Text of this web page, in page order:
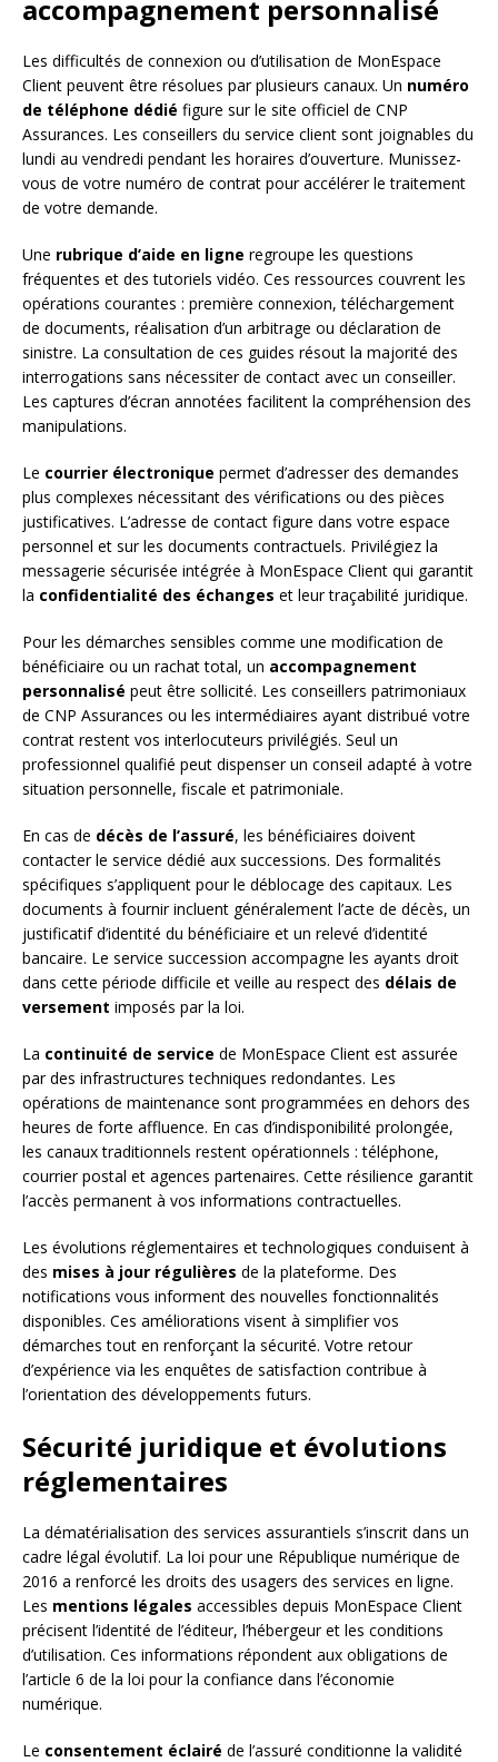
accompagnement personnalisé
Les difficultés de connexion ou d’utilisation de MonEspace
Client peuvent être résolues par plusieurs canaux. Un numéro
de téléphone dédié figure sur le site officiel de CNP
Assurances. Les conseillers du service client sont joignables du
lundi au vendredi pendant les horaires d’ouverture. Munissez-
vous de votre numéro de contrat pour accélérer le traitement
de votre demande.
Une rubrique d’aide en ligne regroupe les questions
fréquentes et des tutoriels vidéo. Ces ressources couvrent les
opérations courantes : première connexion, téléchargement
de documents, réalisation d’un arbitrage ou déclaration de
sinistre. La consultation de ces guides résout la majorité des
interrogations sans nécessiter de contact avec un conseiller.
Les captures d’écran annotées facilitent la compréhension des
manipulations.
Le courrier électronique permet d’adresser des demandes
plus complexes nécessitant des vérifications ou des pièces
justificatives. L’adresse de contact figure dans votre espace
personnel et sur les documents contractuels. Privilégiez la
messagerie sécurisée intégrée à MonEspace Client qui garantit
la confidentialité des échanges et leur traçabilité juridique.
Pour les démarches sensibles comme une modification de
bénéficiaire ou un rachat total, un accompagnement
personnalisé peut être sollicité. Les conseillers patrimoniaux
de CNP Assurances ou les intermédiaires ayant distribué votre
contrat restent vos interlocuteurs privilégiés. Seul un
professionnel qualifié peut dispenser un conseil adapté à votre
situation personnelle, fiscale et patrimoniale.
En cas de décès de l’assuré, les bénéficiaires doivent
contacter le service dédié aux successions. Des formalités
spécifiques s’appliquent pour le déblocage des capitaux. Les
documents à fournir incluent généralement l’acte de décès, un
justificatif d’identité du bénéficiaire et un relevé d’identité
bancaire. Le service succession accompagne les ayants droit
dans cette période difficile et veille au respect des délais de
versement imposés par la loi.
La continuité de service de MonEspace Client est assurée
par des infrastructures techniques redondantes. Les
opérations de maintenance sont programmées en dehors des
heures de forte affluence. En cas d’indisponibilité prolongée,
les canaux traditionnels restent opérationnels : téléphone,
courrier postal et agences partenaires. Cette résilience garantit
l’accès permanent à vos informations contractuelles.
Les évolutions réglementaires et technologiques conduisent à
des mises à jour régulières de la plateforme. Des
notifications vous informent des nouvelles fonctionnalités
disponibles. Ces améliorations visent à simplifier vos
démarches tout en renforçant la sécurité. Votre retour
d’expérience via les enquêtes de satisfaction contribue à
l’orientation des développements futurs.
Sécurité juridique et évolutions
réglementaires
La dématérialisation des services assurantiels s’inscrit dans un
cadre légal évolutif. La loi pour une République numérique de
2016 a renforcé les droits des usagers des services en ligne.
Les mentions légales accessibles depuis MonEspace Client
précisent l’identité de l’éditeur, l’hébergeur et les conditions
d’utilisation. Ces informations répondent aux obligations de
l’article 6 de la loi pour la confiance dans l’économie
numérique.
Le consentement éclairé de l’assuré conditionne la validité